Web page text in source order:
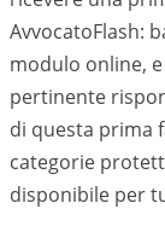
AvvocatoFlash:
modulo online,
pertinente
di questa prima
categorie
disponibile per